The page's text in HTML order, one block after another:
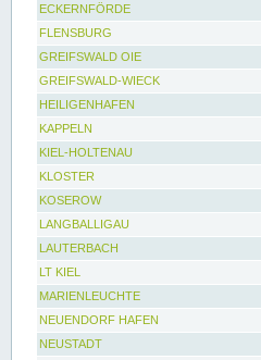
ECKERNFÖRDE
FLENSBURG
GREIFSWALD OIE
GREIFSWALD-WIECK
HEILIGENHAFEN
KAPPELN
KIEL-HOLTENAU
KLOSTER
KOSEROW
LANGBALLIGAU
LAUTERBACH
LT KIEL
MARIENLEUCHTE
NEUENDORF HAFEN
NEUSTADT